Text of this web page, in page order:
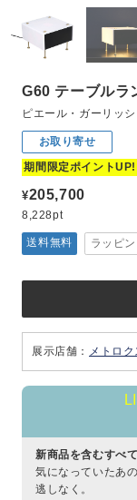
G60 テーブルラ
ピエール・ガーリ
お取り寄せ
期間限定ポイントUP!
¥205,700
8,228pt
新商品を含むすべ
気になっていたあ
逃しなく。
送料無料 ラッピ
展示店舗： メトロ